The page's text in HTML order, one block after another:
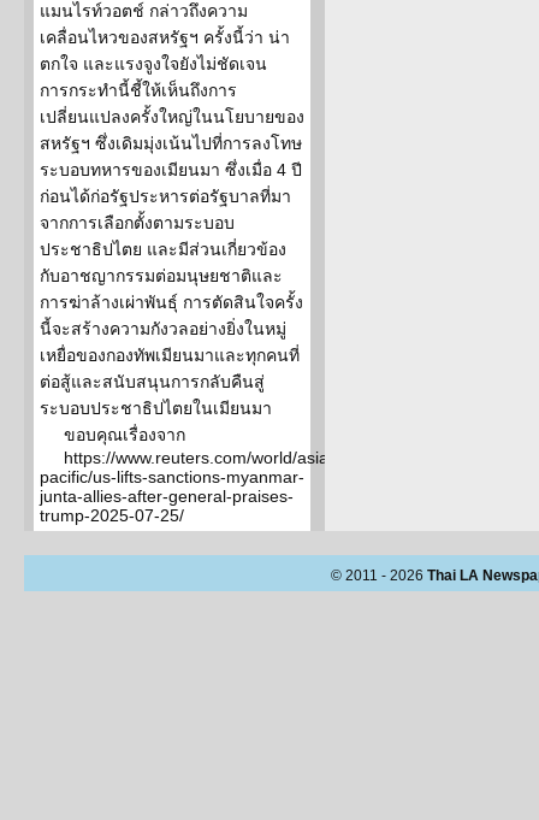
แมนไรท์วอตช์ กล่าวถึงความ
เคลื่อนไหวของสหรัฐฯ ครั้งนี้ว่า น่า
ตกใจ และแรงจูงใจยังไม่ชัดเจน
การกระทำนี้ชี้ให้เห็นถึงการ
เปลี่ยนแปลงครั้งใหญ่ในนโยบายของ
สหรัฐฯ ซึ่งเดิมมุ่งเน้นไปที่การลงโทษ
ระบอบทหารของเมียนมา ซึ่งเมื่อ 4 ปี
ก่อนได้ก่อรัฐประหารต่อรัฐบาลที่มา
จากการเลือกตั้งตามระบอบ
ประชาธิปไตย และมีส่วนเกี่ยวข้อง
กับอาชญากรรมต่อมนุษยชาติและ
การฆ่าล้างเผ่าพันธุ์ การตัดสินใจครั้ง
นี้จะสร้างความกังวลอย่างยิ่งในหมู่
เหยื่อของกองทัพเมียนมาและทุกคนที่
ต่อสู้และสนับสนุนการกลับคืนสู่
ระบอบประชาธิปไตยในเมียนมา
ขอบคุณเรื่องจาก
https://www.reuters.com/world/asia-
pacific/us-lifts-sanctions-myanmar-
junta-allies-after-general-praises-
trump-2025-07-25/
© 2011 - 2026 Thai LA